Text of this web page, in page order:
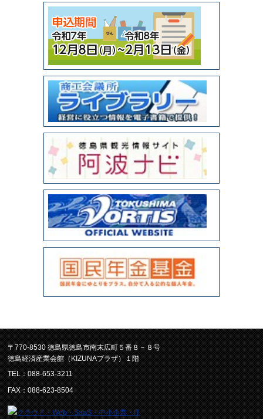
〒770-8530 徳島県徳島市南末広町５番８－８号
徳島経済産業会館（KIZUNAプラザ）１階
TEL：088-653-3211
FAX：088-623-8504